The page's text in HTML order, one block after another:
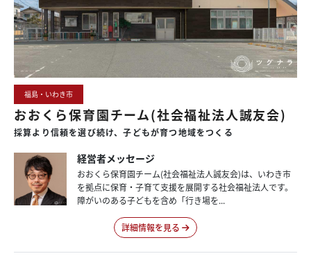
福島・いわき市
おおくら保育園チーム(社会福祉法人誠友会)
採算より信頼を選び続け、子どもが育つ地域をつくる
経営者メッセージ
おおくら保育園チーム(社会福祉法人誠友会)は、いわき市
を拠点に保育・子育て支援を展開する社会福祉法人です。
障がいのある子どもを含め「行き場を...
詳細情報を見る